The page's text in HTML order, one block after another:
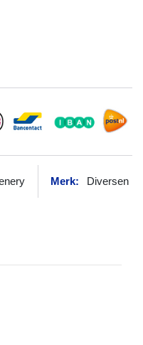
Merk: Diversen